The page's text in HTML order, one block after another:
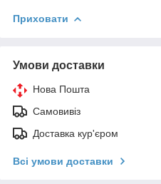
Приховати
Умови доставки
Нова Пошта
Самовивіз
Доставка кур'єром
Всі умови доставки